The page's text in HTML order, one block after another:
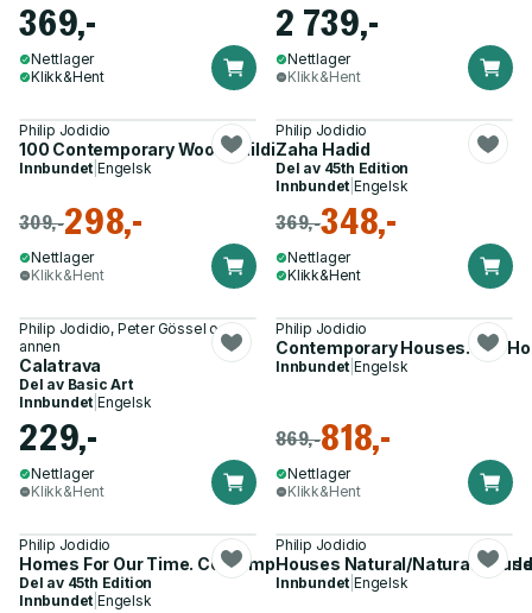
369,-
Nettlager
Klikk&Hent
2 739,-
Nettlager
Klikk&Hent
Philip Jodidio
100 Contemporary Wood Buildings
Innbundet |Engelsk
309,-298,-
Nettlager
Klikk&Hent
Philip Jodidio
Zaha Hadid
Del av 45th Edition
Innbundet |Engelsk
369,-348,-
Nettlager
Klikk&Hent
Philip Jodidio, Peter Gössel og 1
annen
Calatrava
Del av Basic Art
Innbundet |Engelsk
229,-
Nettlager
Klikk&Hent
Philip Jodidio
Contemporary Houses. 100
Innbundet |Engelsk
869,-818,-
Nettlager
Klikk&Hent
Philip Jodidio
Homes For Our Time. Contemporary Houses around the
Del av 45th Edition
Innbundet |Engelsk
Philip Jodidio
Houses Natural/Natural
Innbundet |Engelsk